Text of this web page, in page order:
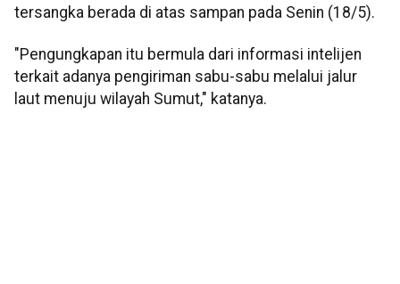
tersangka berada di atas sampan pada Senin (18/5).
"Pengungkapan itu bermula dari informasi intelijen
terkait adanya pengiriman sabu-sabu melalui jalur
laut menuju wilayah Sumut," katanya.